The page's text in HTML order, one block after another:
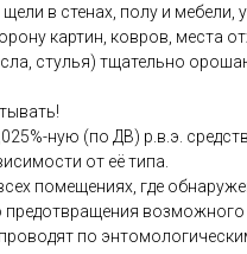
в стенах, полу и мебели,
картин, ковров, места
стулья) тщательно
ную (по ДВ) р.в.э.
от её типа.
помещениях, где
возможного
по